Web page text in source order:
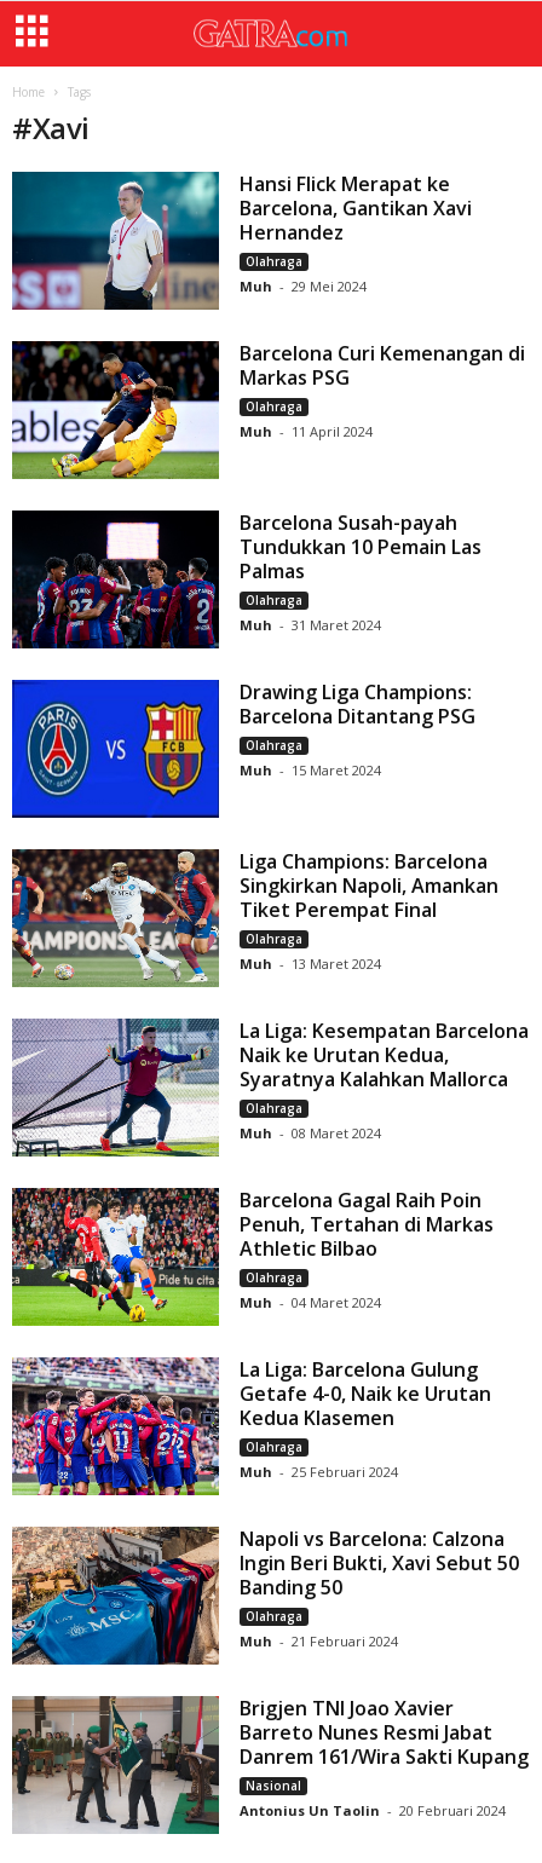
Home Tags
#Xavi
Hansi Flick Merapat ke
Barcelona, Gantikan Xavi
Hernandez
Olahraga
Muh - 29 Mei 2024
Barcelona Curi Kemenangan di
Markas PSG
Olahraga
Muh - 11 April 2024
Barcelona Susah-payah
Tundukkan 10 Pemain Las
Palmas
Olahraga
Muh - 31 Maret 2024
Drawing Liga Champions:
Barcelona Ditantang PSG
Olahraga
Muh - 15 Maret 2024
Liga Champions: Barcelona
Singkirkan Napoli, Amankan
Tiket Perempat Final
Olahraga
Muh - 13 Maret 2024
La Liga: Kesempatan Barcelona
Naik ke Urutan Kedua,
Syaratnya Kalahkan Mallorca
Olahraga
Muh - 08 Maret 2024
Barcelona Gagal Raih Poin
Penuh, Tertahan di Markas
Athletic Bilbao
Olahraga
Muh - 04 Maret 2024
La Liga: Barcelona Gulung
Getafe 4-0, Naik ke Urutan
Kedua Klasemen
Olahraga
Muh - 25 Februari 2024
Napoli vs Barcelona: Calzona
Ingin Beri Bukti, Xavi Sebut 50
Banding 50
Olahraga
Muh - 21 Februari 2024
Brigjen TNI Joao Xavier
Barreto Nunes Resmi Jabat
Danrem 161/Wira Sakti Kupang
Nasional
Antonius Un Taolin - 20 Februari 2024